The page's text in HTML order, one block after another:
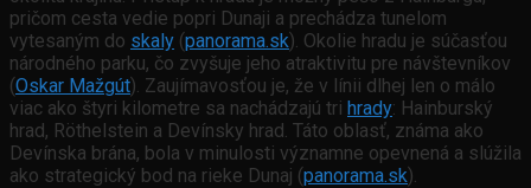
pričom cesta vedie popri Dunaji a prechádza tunelom
vytesaným do skaly (panorama.sk). Okolie hradu je súčasťou
národného parku, čo zvyšuje jeho atraktivitu pre návštevníkov
(Oskar Mažgút). Zaujímavosťou je, že v línii dlhej len o málo
viac ako štyri kilometre sa nachádzajú tri hrady: Hainburský
hrad, Röthelstein a Devínsky hrad. Táto oblasť, známa ako
Devínska brána, bola v minulosti významne opevnená a slúžila
ako strategický bod na rieke Dunaj (panorama.sk).